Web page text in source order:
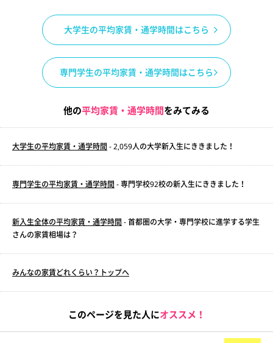
大学生の平均家賃・通学時間はこちら
専門学生の平均家賃・通学時間はこちら
他の平均家賃・通学時間をみてみる
大学生の平均家賃・通学時間 - 2,059人の大学新入生にききました！
専門学生の平均家賃・通学時間 - 専門学校92校の新入生にききました！
新入生全体の平均家賃・通学時間 - 首都圏の大学・専門学校に進学する学生
さんの家賃相場は？
みんなの家賃どれくらい？トップへ
このページを見た人にオススメ！